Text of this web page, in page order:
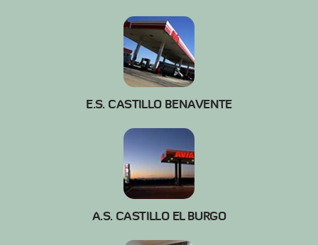
E.S. CASTILLO BENAVENTE
A.S. CASTILLO EL BURGO